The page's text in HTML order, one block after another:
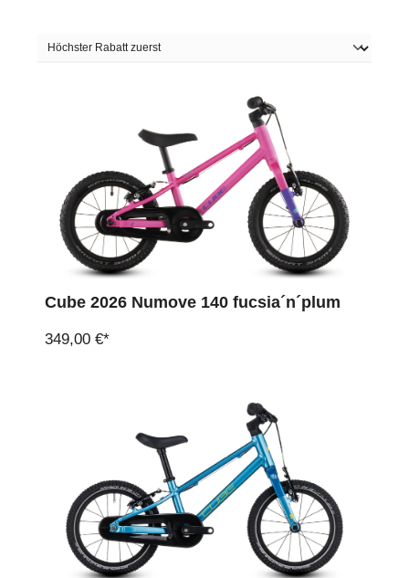
Cube 2026 Numove 140 fucsia´n´plum
349,00 €*